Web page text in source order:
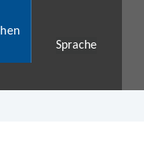
Sprache